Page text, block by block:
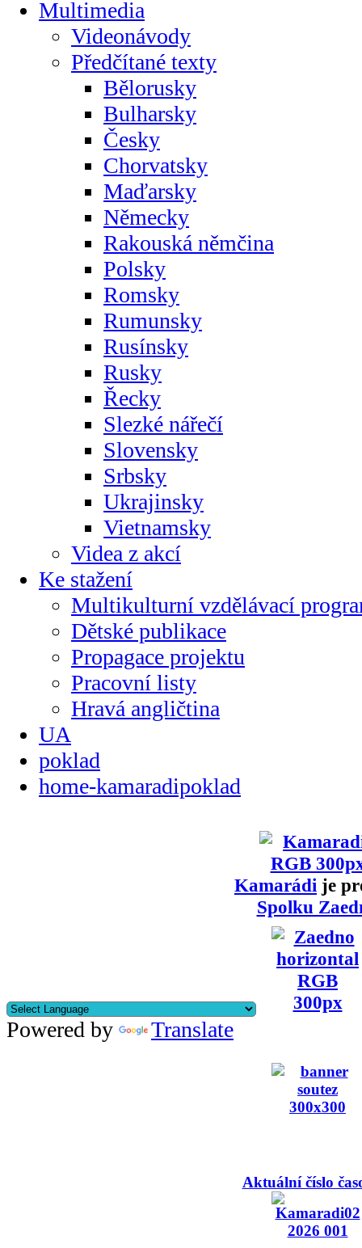
Multimedia
Videonávody
Předčítané texty
Bělorusky
Bulharsky
Česky
Chorvatsky
Maďarsky
Německy
Rakouská němčina
Polsky
Romsky
Rumunsky
Rusínsky
Rusky
Řecky
Slezké nářečí
Slovensky
Srbsky
Ukrajinsky
Vietnamsky
Videa z akcí
Ke stažení
Multikulturní vzdělávací
Dětské publikace
Propagace projektu
Pracovní listy
Hravá angličtina
UA
poklad
home-kamaradipoklad
Kamarádi je
Spolku
Powered by Translate
Aktuální číslo